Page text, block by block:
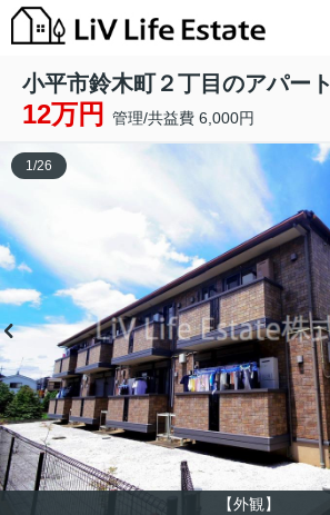
小平市鈴木町２丁目のアパート
12万円 管理/共益費 6,000円
【外観】
1/26